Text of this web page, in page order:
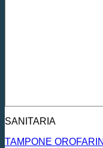
SANITARIA
TAMPONE